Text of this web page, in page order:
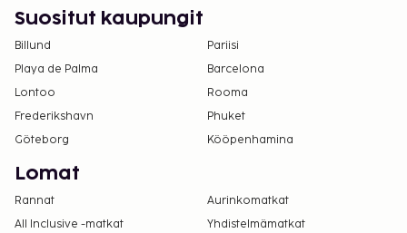
Suositut kaupungit
Billund
Pariisi
Playa de Palma
Barcelona
Lontoo
Rooma
Frederikshavn
Phuket
Göteborg
Kööpenhamina
Lomat
Rannat
Aurinkomatkat
All Inclusive -matkat
Yhdistelmämatkat